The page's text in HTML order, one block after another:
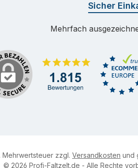
Sicher
Mehrfach
Mehrwertsteuer zzgl. Versandkosten und
© 2026 Profi-Faltzelt.de - Alle Rechte